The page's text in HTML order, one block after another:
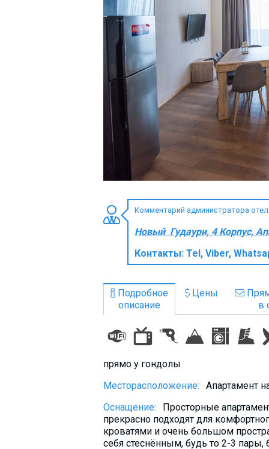
Комментарий администратора
Новый Гудаури, 4 Корпус,
Контакты: Tel, Viber,
Подробное
описание
Цены
в
прямо у гондолы
Месторасположение:
Апартамент
Оснащение:
Просторные
прекрасно подходят для
кроватями и очень большом
себя стеснённым, будь то 2-3
ПРОЖИВАНИЕ
Горячие предложения
Долгосрочная аренда
Визы и Документы
Мобильная связь
Безопасность